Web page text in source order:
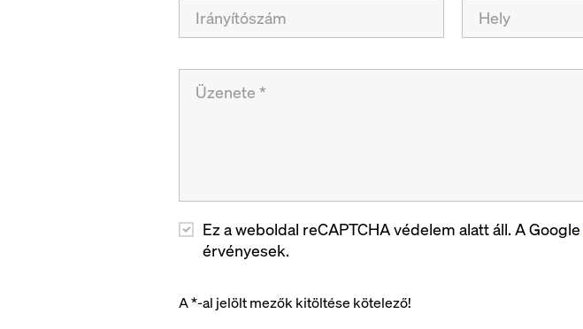
Ez a weboldal reCAPTCHA védelem alatt áll. A Google
érvényesek.
A *-al jelölt mezők kitöltése kötelező!